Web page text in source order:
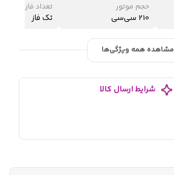
حجم موتور
210 سی‌سی
تعداد فاز
تک فاز
مشاهده همه ویژگی‌ها
شرایط ارسال کالا